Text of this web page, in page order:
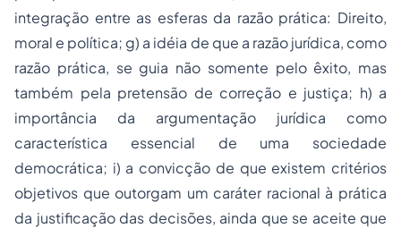
integração entre as esferas da razão prática: Direito,
moral e política; g) a idéia de que a razão jurídica, como
razão prática, se guia não somente pelo êxito, mas
também pela pretensão de correção e justiça; h) a
importância da argumentação jurídica como
característica essencial de uma sociedade
democrática; i) a convicção de que existem critérios
objetivos que outorgam um caráter racional à prática
da justificação das decisões, ainda que se aceite que